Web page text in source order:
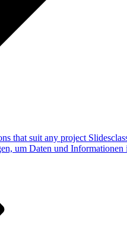
that suit any project
um Daten und